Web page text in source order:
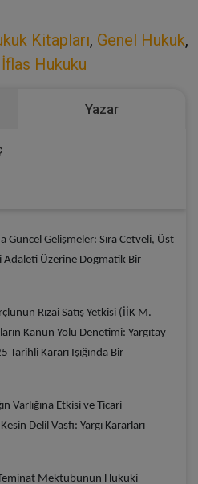
Kitapları, Genel Hukuk,
Hukuku
Yazar
Güncel Gelişmeler: Sıra Cetveli, Üst
Adaleti Üzerine Dogmatik Bir
Rızai Satış Yetkisi (İİK M.
Kanun Yolu Denetimi: Yargıtay
Kararı Işığında Bir
Varlığına Etkisi ve Ticari
Delil Vasfı: Yargı Kararları
Mektubunun Hukuki